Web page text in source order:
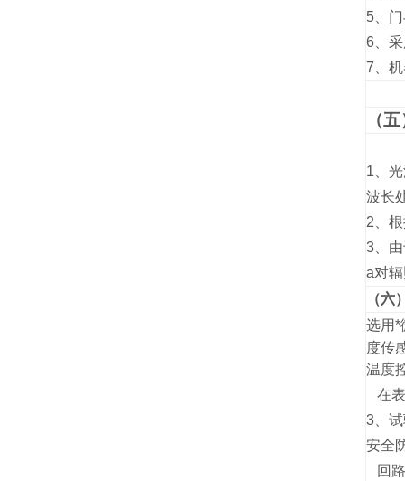
5、
6、
7、
（
1、
波长
2、
3、
a对
（六
选用*
度传
温度
在
3、
安全
回